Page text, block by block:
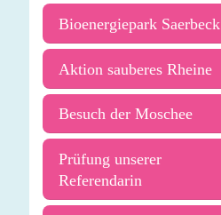
Bioenergiepark Saerbeck
Aktion sauberes Rheine
Besuch der Moschee
Prüfung unserer
Referendarin